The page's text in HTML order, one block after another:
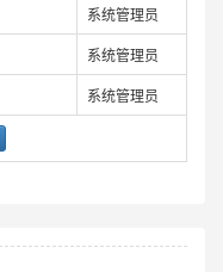
系统管理员
系统管理员
系统管理员